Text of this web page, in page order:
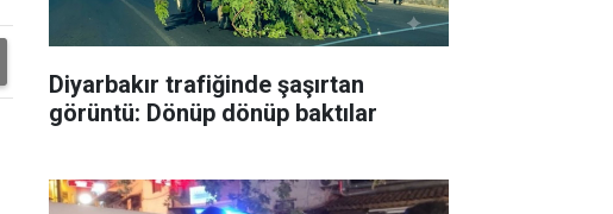
Diyarbakır trafiğinde şaşırtan
görüntü: Dönüp dönüp baktılar